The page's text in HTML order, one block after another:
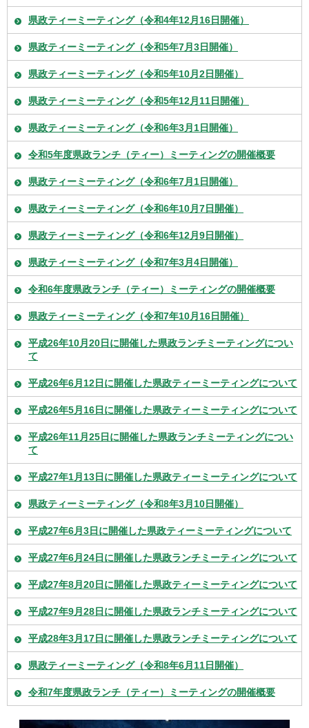
県政ティーミーティング（令和4年12月16日開催）
県政ティーミーティング（令和5年7月3日開催）
県政ティーミーティング（令和5年10月2日開催）
県政ティーミーティング（令和5年12月11日開催）
県政ティーミーティング（令和6年3月1日開催）
令和5年度県政ランチ（ティー）ミーティングの開催概要
県政ティーミーティング（令和6年7月1日開催）
県政ティーミーティング（令和6年10月7日開催）
県政ティーミーティング（令和6年12月9日開催）
県政ティーミーティング（令和7年3月4日開催）
令和6年度県政ランチ（ティー）ミーティングの開催概要
県政ティーミーティング（令和7年10月16日開催）
平成26年10月20日に開催した県政ランチミーティングについ
て
平成26年6月12日に開催した県政ティーミーティングについて
平成26年5月16日に開催した県政ティーミーティングについて
平成26年11月25日に開催した県政ランチミーティングについ
て
平成27年1月13日に開催した県政ティーミーティングについて
県政ティーミーティング（令和8年3月10日開催）
平成27年6月3日に開催した県政ティーミーティングについて
平成27年6月24日に開催した県政ランチミーティングについて
平成27年8月20日に開催した県政ティーミーティングについて
平成27年9月28日に開催した県政ランチミーティングについて
平成28年3月17日に開催した県政ランチミーティングについて
県政ティーミーティング（令和8年6月11日開催）
令和7年度県政ランチ（ティー）ミーティングの開催概要